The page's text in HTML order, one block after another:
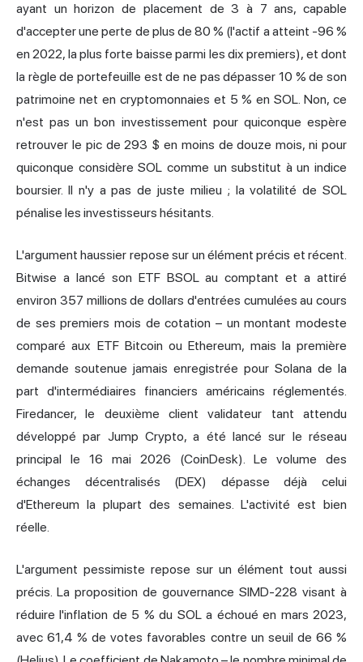
ayant un horizon de placement de 3 à 7 ans, capable
d'accepter une perte de plus de 80 % (l'actif a atteint -96 %
en 2022, la plus forte baisse parmi les dix premiers), et dont
la règle de portefeuille est de ne pas dépasser 10 % de son
patrimoine net en cryptomonnaies et 5 % en SOL. Non, ce
n'est pas unbon investissement pour quiconque espère
retrouver le pic de 293 $ en moins de douze mois, ni pour
quiconque considère SOL comme un substitut à un indice
boursier. Il n'y a pas de juste milieu ; la volatilité de SOL
pénalise les investisseurs hésitants.
L'argument haussier repose sur un élément précis et récent.
Bitwise a lancé son ETF BSOL au comptant et a attiré
environ 357 millions de dollars d'entrées cumulées au cours
de ses premiers mois de cotation – un montant modeste
comparé aux ETF Bitcoin ou Ethereum, mais la première
demande soutenue jamais enregistrée pour Solana de la
part d'intermédiaires financiers américains réglementés.
Firedancer, le deuxième client validateur tant attendu
développé par Jump Crypto, a été lancé sur le réseau
principal le 16 mai 2026 (CoinDesk). Le volume des
échanges décentralisés (DEX) dépasse déjà celui
d'Ethereum la plupart des semaines. L'activité est bien
réelle.
L'argument pessimiste repose sur un élément tout aussi
précis. La proposition de gouvernance SIMD-228 visant à
réduire l'inflation de 5 % du SOL a échoué en mars 2023,
avec 61,4 % de votes favorables contre un seuil de 66 %